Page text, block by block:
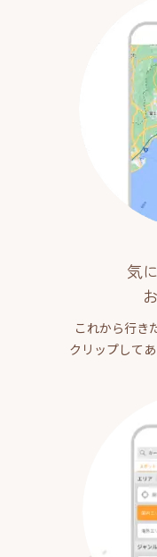
気
これから行き
クリップして